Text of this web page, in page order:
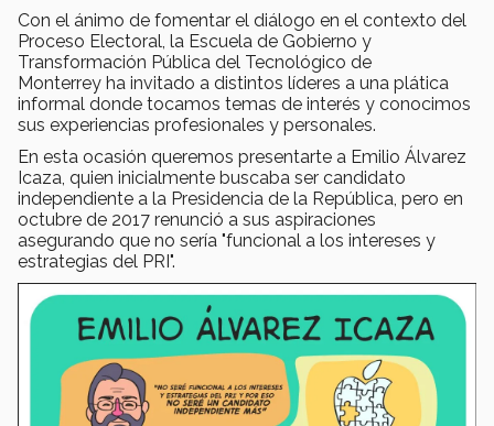
Con el ánimo de fomentar el diálogo en el contexto del
Proceso Electoral, la Escuela de Gobierno y
Transformación Pública del Tecnológico de
Monterrey ha invitado a distintos líderes a una plática
informal donde tocamos temas de interés y conocimos
sus experiencias profesionales y personales.
En esta ocasión queremos presentarte a Emilio Álvarez
Icaza, quien inicialmente buscaba ser candidato
independiente a la Presidencia de la República, pero en
octubre de 2017 renunció a sus aspiraciones
asegurando que no sería "funcional a los intereses y
estrategias del PRI".